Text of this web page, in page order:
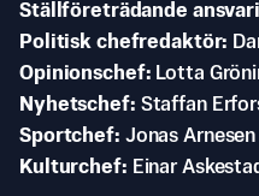
Ställföreträdande
Politisk chefredaktör
Opinionschef
Lotta
Nyhetschef Staffan
Sportchef Jonas Arnesen
Kulturchef
Einar